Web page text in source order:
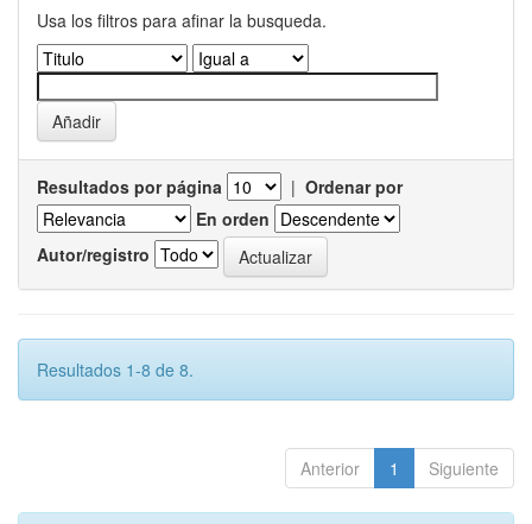
Usa los filtros para afinar la busqueda.
Resultados por página | Ordenar por
En orden
Autor/registro
Resultados 1-8 de 8.
Anterior 1 Siguiente